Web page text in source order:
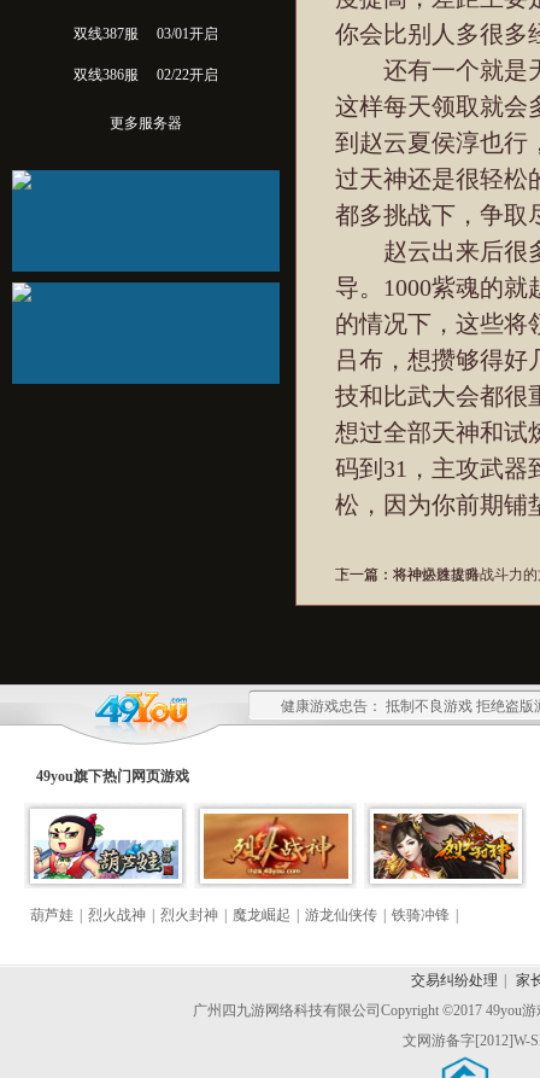
双线387服 03/01开启
双线386服 02/22开启
更多服务器
你会比别人多很多
还有一个就是天
这样每天领取就会
到赵云夏侯淳也行
过天神还是很轻松
都多挑战下，争取
赵云出来后很多
导。1000紫魂的
的情况下，这些将
吕布，想攒够得好
技和比武大会都很
想过全部天神和试
码到31，主攻武器
松，因为你前期铺
上一篇：将神必胜攻略
下一篇：将神快速提升战斗力
健康游戏忠告： 抵制不良游戏 拒绝盗
49you旗下热门 网页游戏
葫芦娃 烈火战神 烈火封神 魔龙崛起 游龙仙侠传 铁骑冲锋
交易纠纷处理
家
广州四九游网络科技有限公司Copyright ©2017 49you
文网游备字[2012]W-